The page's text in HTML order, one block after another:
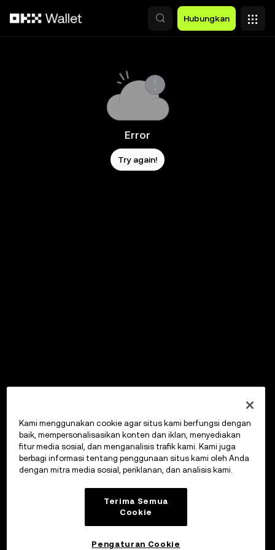
Hubungkan
Error
Try again!
Kami menggunakan cookie agar situs kami berfungsi dengan
baik, mempersonalisasikan konten dan iklan, menyediakan
fitur media sosial, dan menganalisis trafik kami. Kami juga
berbagi informasi tentang penggunaan situs kami oleh Anda
dengan mitra media sosial, periklanan, dan analisis kami.
Terima Semua
Cookie
Pengaturan Cookie